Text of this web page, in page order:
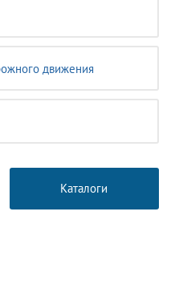
движения
Каталоги